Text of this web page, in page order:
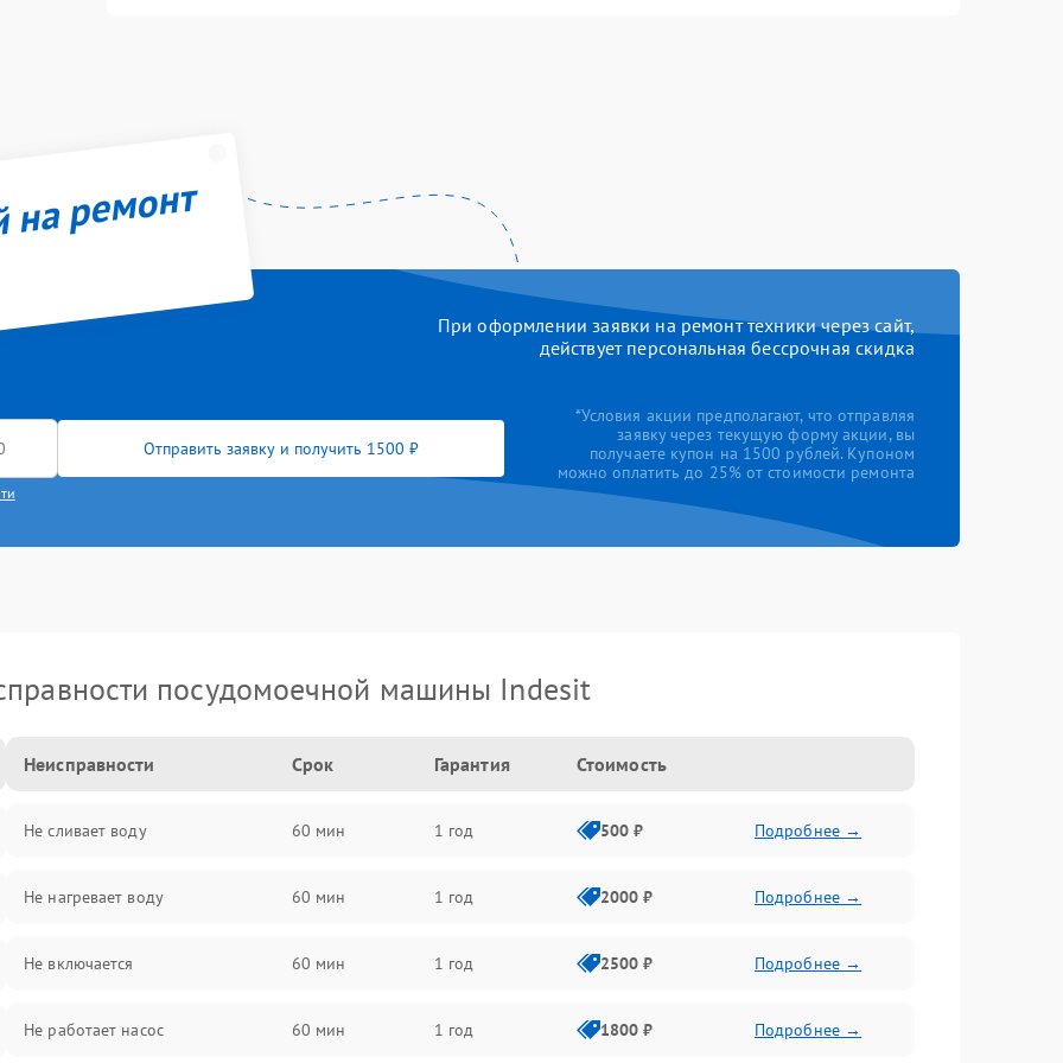
ремонт
При оформлении заявки на ремонт техники через сайт,
действует персональная бессрочная скидка
Отправить заявку и получить 1500 ₽
*Условия акции предполагают, что отправляя
заявку через текущую форму акции, вы
получаете купон на 1500 рублей. Купоном
можно оплатить до 25% от стоимости ремонта
посудомоечной машины Indesit
Неисправности Срок Гарантия Стоимость
Не сливает воду 60 мин 1 год 500 ₽ Подробнее →
Не нагревает воду 60 мин 1 год 2000 ₽ Подробнее →
Не включается 60 мин 1 год 2500 ₽ Подробнее →
Не работает насос 60 мин 1 год 1800 ₽ Подробнее →